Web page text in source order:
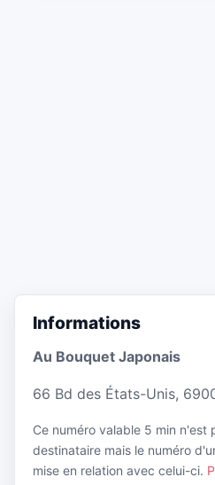
Informations
Au Bouquet Japonais
66 Bd des États-Unis,
Ce numéro valable 5 min n'est
destinataire mais le numéro
mise en relation avec celui-ci.